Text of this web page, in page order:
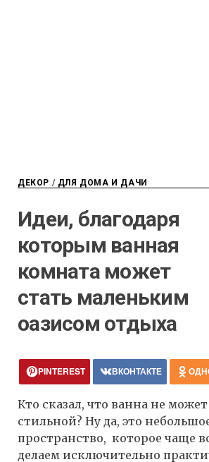
ДЕКОР / ДЛЯ ДОМА И ДАЧИ
Идеи, благодаря
которым ванная
комната может
стать маленьким
оазисом отдыха
PINTEREST ВКОНТАКТЕ
Кто сказал, что ванна не
стильной? Ну да, это
пространство, которое чаще
делаем исключительно